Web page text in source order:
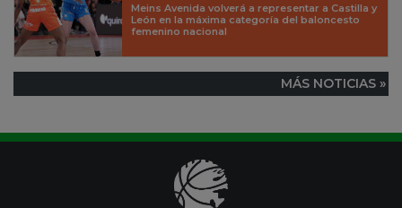
Meins Avenida volverá a representar a Castilla y
León en la máxima categoría del baloncesto
femenino nacional
MÁS NOTICIAS »